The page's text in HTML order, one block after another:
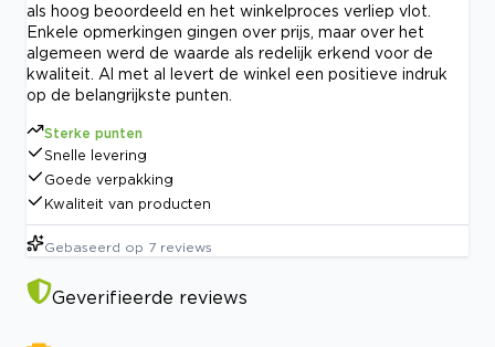
als hoog beoordeeld en het winkelproces verliep vlot.
Enkele opmerkingen gingen over prijs, maar over het
algemeen werd de waarde als redelijk erkend voor de
kwaliteit. Al met al levert de winkel een positieve indruk
op de belangrijkste punten.
Sterke punten
Snelle levering
Goede verpakking
Kwaliteit van producten
Gebaseerd op 7 reviews
Geverifieerde reviews